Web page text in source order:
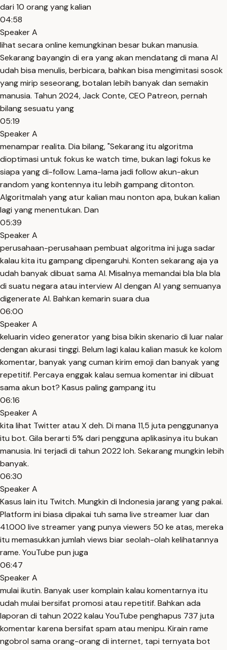
dari 10 orang yang kalian
04:58
Speaker A
lihat secara online kemungkinan besar bukan manusia.
Sekarang bayangin di era yang akan mendatang di mana AI
udah bisa menulis, berbicara, bahkan bisa mengimitasi sosok
yang mirip seseorang, botalan lebih banyak dan semakin
manusia. Tahun 2024, Jack Conte, CEO Patreon, pernah
bilang sesuatu yang
05:19
Speaker A
menampar realita. Dia bilang, "Sekarang itu algoritma
dioptimasi untuk fokus ke watch time, bukan lagi fokus ke
siapa yang di-follow. Lama-lama jadi follow akun-akun
random yang kontennya itu lebih gampang ditonton.
Algoritmalah yang atur kalian mau nonton apa, bukan kalian
lagi yang menentukan. Dan
05:39
Speaker A
perusahaan-perusahaan pembuat algoritma ini juga sadar
kalau kita itu gampang dipengaruhi. Konten sekarang aja ya
udah banyak dibuat sama AI. Misalnya memandai bla bla bla
di suatu negara atau interview AI dengan AI yang semuanya
digenerate AI. Bahkan kemarin suara dua
06:00
Speaker A
keluarin video generator yang bisa bikin skenario di luar nalar
dengan akurasi tinggi. Belum lagi kalau kalian masuk ke kolom
komentar, banyak yang cuman kirim emoji dan banyak yang
repetitif. Percaya enggak kalau semua komentar ini dibuat
sama akun bot? Kasus paling gampang itu
06:16
Speaker A
kita lihat Twitter atau X deh. Di mana 11,5 juta penggunanya
itu bot. Gila berarti 5% dari pengguna aplikasinya itu bukan
manusia. Ini terjadi di tahun 2022 loh. Sekarang mungkin lebih
banyak.
06:30
Speaker A
Kasus lain itu Twitch. Mungkin di Indonesia jarang yang pakai.
Platform ini biasa dipakai tuh sama live streamer luar dan
41.000 live streamer yang punya viewers 50 ke atas, mereka
itu memasukkan jumlah views biar seolah-olah kelihatannya
rame. YouTube pun juga
06:47
Speaker A
mulai ikutin. Banyak user komplain kalau komentarnya itu
udah mulai bersifat promosi atau repetitif. Bahkan ada
laporan di tahun 2022 kalau YouTube penghapus 737 juta
komentar karena bersifat spam atau menipu. Kirain rame
ngobrol sama orang-orang di internet, tapi ternyata bot